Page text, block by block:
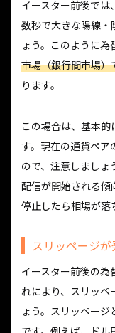
イースター前後では
数秒で大きな陽線・
ょう。このように為
市場（銀行間市場
ります。
この場合は、基本
す。現在の通貨ペア
ので、注意しましょ
配信が開始される傾
停止したら相場が落
スリッページ
イースター前後の為
れにより、スリッペ
ょう。スリッページ